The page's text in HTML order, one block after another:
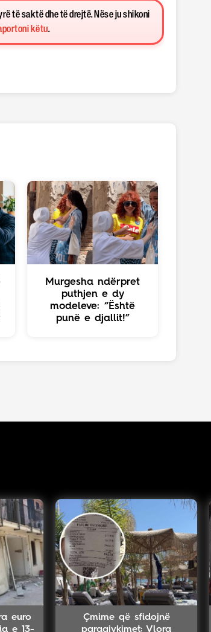
të saktë dhe të drejtë. Nëse ju shikoni
këtu.
Murgesha ndërpret
puthjen e dy
modeleve: “Është
punë e djallit!”
euro
e 13-
Çmime që sfidojnë
paragjykimet: Vlora